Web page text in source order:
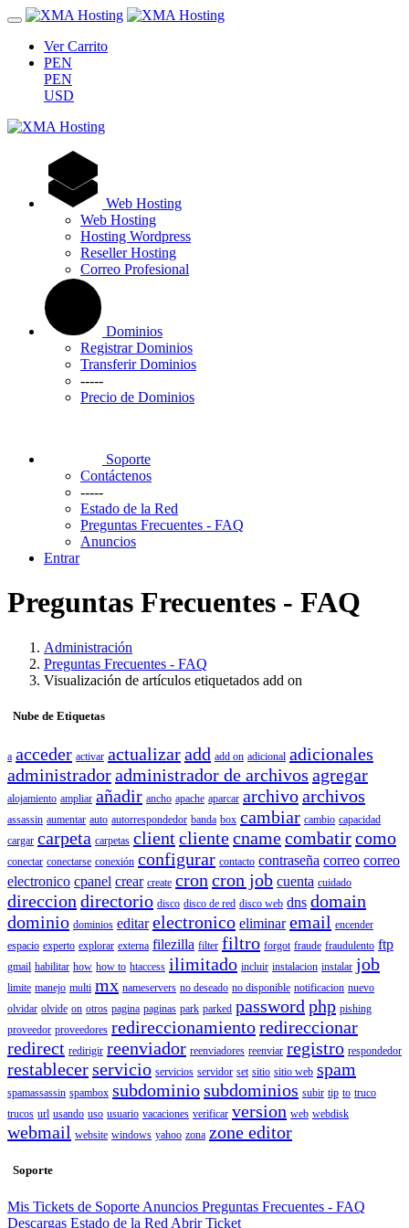
Ver Carrito
PEN
PEN
USD
Web Hosting
Web Hosting
Hosting Wordpress
Reseller Hosting
Correo Profesional
Dominios
Registrar Dominios
Transferir Dominios
-----
Precio de Dominios
Soporte
Contáctenos
-----
Estado de la Red
Preguntas Frecuentes - FAQ
Anuncios
Entrar
Preguntas Frecuentes - FAQ
Administración
Preguntas Frecuentes - FAQ
Visualización de artículos etiquetados add on
Nube de Etiquetas
a acceder activar actualizaradd add on adicional adicionales
administradoradministrador de archivos agregar
alojamiento ampliar añadir ancho apache aparcar archivoarchivos
assassin aumentar auto autorrespondedor banda box cambiar cambio capacidad
cargar carpeta carpetas clientclientecnamecombatircomo
conectar conectarse conexión configurar contacto contraseña correo correo
electronico cpanel crear create cron cron job cuenta cuidado
direccion directorio disco disco de red disco web dns domain
dominio dominios editar electronico eliminar email encender
espacio experto explorar externa filezilla filter filtro forgot fraude fraudulento ftp
gmail habilitar how how to htaccess ilimitado incluir instalacion instalar job
limite manejo multi mx nameservers no deseado no disponible notificacion nuevo
olvidar olvide on otros pagina paginas park parked password php pishing
proveedor proveedores redireccionamientoredireccionar
redirect redirigir reenviador reenviadores reenviar registro respondedor
restablecerservicio servicios servidor set sitio sitio web spam
spamassassin spambox subdominiosubdominios subir tip to truco
trucos url usando uso usuario vacaciones verificar version web webdisk
webmail website windows yahoo zona zone editor
Soporte
Mis Tickets de Soporte Anuncios Preguntas Frecuentes - FAQ
Descargas Estado de la Red Abrir Ticket